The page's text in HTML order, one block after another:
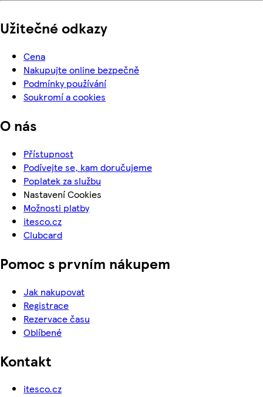
Užitečné odkazy
Cena
Nakupujte online bezpečně
Podmínky používání
Soukromí a cookies
O nás
Přístupnost
Podívejte se, kam doručujeme
Poplatek za službu
Nastavení Cookies
Možnosti platby
itesco.cz
Clubcard
Pomoc s prvním nákupem
Jak nakupovat
Registrace
Rezervace času
Oblíbené
Kontakt
itesco.cz